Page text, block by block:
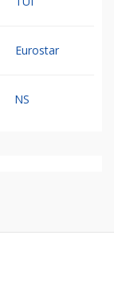
Eurostar
NS